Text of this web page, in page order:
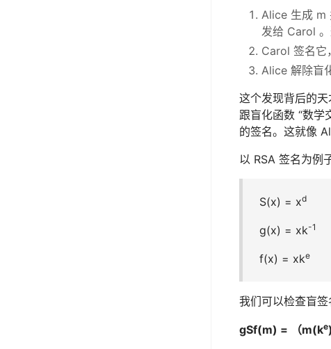
Alice 生成 m
发给 Carol
Carol 签名它
Alice 解除盲
这个发现背后的
跟盲化函数 “数
的签名。这就像
以 RSA 签名为例
S(x) = xd
g(x) = xk-1
f(x) = xke
我们可以检查盲签
gSf(m) = （m(ke